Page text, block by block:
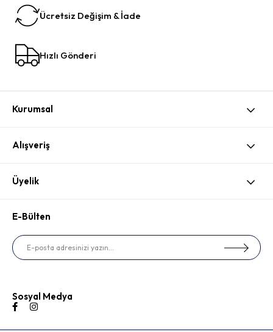
Ücretsiz Değişim & İade
Hızlı Gönderi
Kurumsal
Alışveriş
Üyelik
E-Bülten
Sosyal Medya